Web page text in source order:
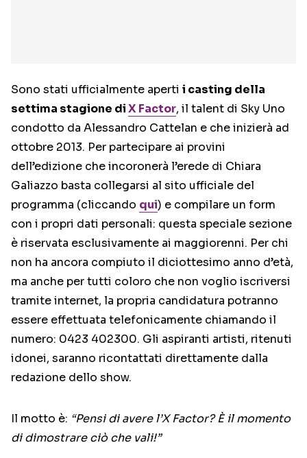
Sono stati ufficialmente aperti i casting della
settima stagione diX Factor, il talent di Sky Uno
condotto da Alessandro Cattelan e che inizierà ad
ottobre 2013. Per partecipare ai provini
dell’edizione che incoronerà l’erede di Chiara
Galiazzo basta collegarsi al sito ufficiale del
programma (cliccando qui) e compilare un form
con i propri dati personali: questa speciale sezione
è riservata esclusivamente ai maggiorenni. Per chi
non ha ancora compiuto il diciottesimo anno d’età,
ma anche per tutti coloro che non voglio iscriversi
tramite internet, la propria candidatura potranno
essere effettuata telefonicamente chiamando il
numero: 0423 402300. Gli aspiranti artisti, ritenuti
idonei, saranno ricontattati direttamente dalla
redazione dello show.
Il motto è: “Pensi di avere l’X Factor? È il momento
di dimostrare ciò che vali!”